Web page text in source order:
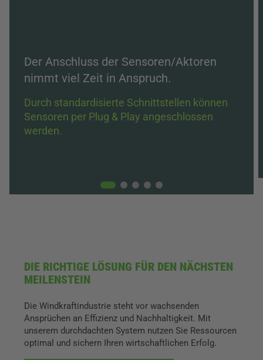
Der Anschluss der Sensoren/Aktoren
nimmt viel Zeit in Anspruch.
Durch standardisierte Schnittstellen können
Sensoren per Plug & Play angeschlossen
werden.
DIE RICHTIGE LÖSUNG FÜR DEN NÄCHSTEN
MEILENSTEIN
Die Windkraftindustrie steht vor wachsenden
Ansprüchen an Effizienz und Nachhaltigkeit. Mit
unserem durchdachten System nutzen Sie Ressourcen
optimal und sichern Ihren wirtschaftlichen Erfolg.